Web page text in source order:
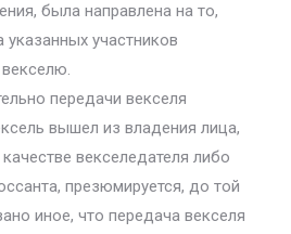
была направлена на то,
участников
передачи векселя
вышел из владения лица,
векселедателя либо
презюмируется, до той
иное, что передача векселя